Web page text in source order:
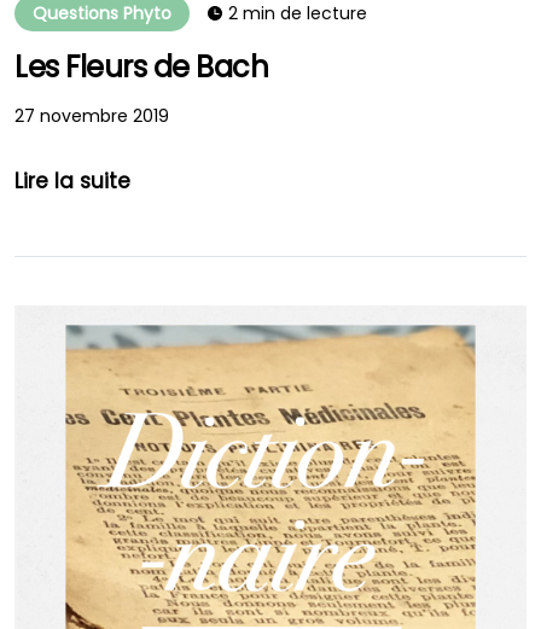
Questions Phyto 2 min de lecture
Les Fleurs de Bach
27 novembre 2019
Lire la suite